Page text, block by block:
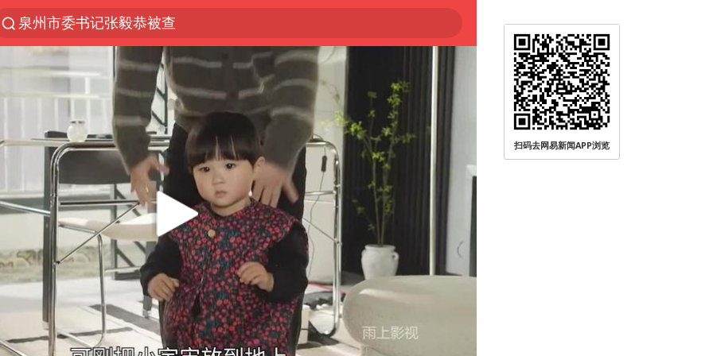
泉州市委书记张毅恭被查
“电影+”如何激发千亿级消费新活力？
全球首个长时储能一体化产业园量产
“秋天的第一杯奶茶”6岁了
台风白海豚已进入24小时警戒线
中国女篮70-67险胜尼日利亚女篮
四川宜宾市高县4.9级地震致1人死亡
上海：台风白海豚或将带来龙卷风
名创优品回应女子吐槽内裤质量差
出口禁令驱动有色板块大涨
胜宏科技：股票交易异常波动
扫码去网易新闻APP浏览